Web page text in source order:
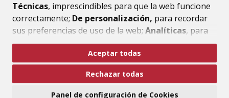
Técnicas, imprescindibles para que la web funcione
correctamente; De personalización, para recordar
sus preferencias de uso de la web; Analíticas, para
mejorar el funcionamiento de la web y sus servicios.
Si acepta pulsando el botón“Aceptar todas”
consideramos que acepta su uso. Si pulsa el botón
Aceptar todas
Rechazar todas
Panel de configuración de Cookies